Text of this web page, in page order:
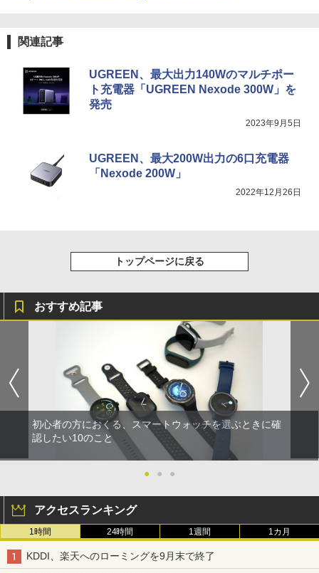
関連記事
UGREEN、最大出力140Wのマルチポー
ト充電器「UGREEN Nexode 300W」を
発売
2023年9月5日
UGREEN、最大200W出力の6口充電器
「Nexode 200W」
2022年12月26日
トップページに戻る
おすすめ記事
初心者の方におくる、スマートウォッチを選ぶときに確
認したい10のこと
● ● ●
アクセスランキング
1時間 24時間 1週間 1カ月
KDDI、楽天へのローミングを9月末で終了